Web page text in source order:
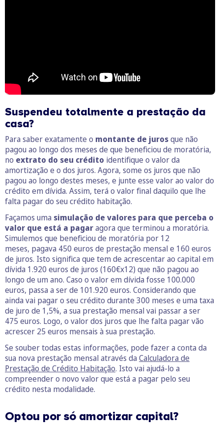
Suspendeu totalmente a prestação da
casa?
Para saber exatamente o montante de jurosque não
pagou ao longo dos meses de que beneficiou de moratória,
no extrato do seu crédito identifique o valor da
amortização e o dos juros. Agora, some os juros que não
pagou ao longo destes meses, e junte esse valor ao valor do
crédito em dívida. Assim, terá o valor final daquilo que lhe
falta pagar do seu crédito habitação.
Façamos uma simulação de valores para que perceba o
valor que está a pagaragora que terminou a moratória.
Simulemos que beneficiou de moratória por 12
meses, pagava 450 euros de prestação mensal e 160 euros
de juros. Isto significa que tem de acrescentar ao capital em
dívida 1.920 euros de juros (160€x12) que não pagou ao
longo de um ano. Caso o valor em dívida fosse 100.000
euros, passa a ser de 101.920 euros. Considerando que
ainda vai pagar o seu crédito durante 300 meses e uma taxa
de juro de 1,5%, a sua prestação mensal vai passar a ser
475 euros. Logo, o valor dos juros que lhe falta pagar vão
acrescer 25 euros mensais à sua prestação.
Se souber todas estas informações, pode fazer a conta da
sua nova prestação mensal através da Calculadora de
Prestação de Crédito Habitação. Isto vai ajudá-lo a
compreender o novo valor que está a pagar pelo seu
crédito nesta modalidade.
Optou por só amortizar capital?